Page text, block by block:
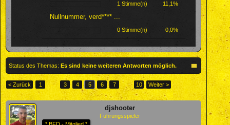
1 Stimme(n) 11,1%
Nullnummer, verd**** ...
0 Stimme(n) 0,0%
Status des Themas: Es sind keine weiteren Antworten möglich.
< Zurück 1 ← 3 4 5 6 7 → 10 Weiter >
djshooter
Führungsspieler